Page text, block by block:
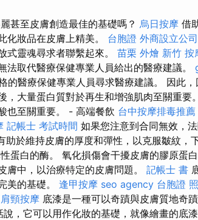
甚至皮膚創造最佳的基礎嗎？ 烏日按摩 借
化妝品在皮膚上精美。 台胞證 外商設立公司
式靈魂尋求者聯繫起來。 苗栗 外燴 新竹 按
法取代醫療保健專業人員給出的醫療建議。
的醫療保健專業人員尋求醫療建議。 因此
，大量蛋白質對於再生和增強肌肉至關重要
也至關重要。 - 高端餐飲 台中按摩排毒推薦
記帳士 考試時間 如果您注意到合同無效，
於維持皮膚的厚度和彈性，以克服皺紋，
蛋白的酶。 氧化損傷會干擾皮膚的膠原蛋
膚中，以治療特定的皮膚問題。 記帳士 書
美的基礎。 逢甲按摩 seo agency 台胞證
頸按摩 底漆是一種可以奇蹟與皮膚質地奇
說，它可以用作化妝的基礎，就像繪畫的底